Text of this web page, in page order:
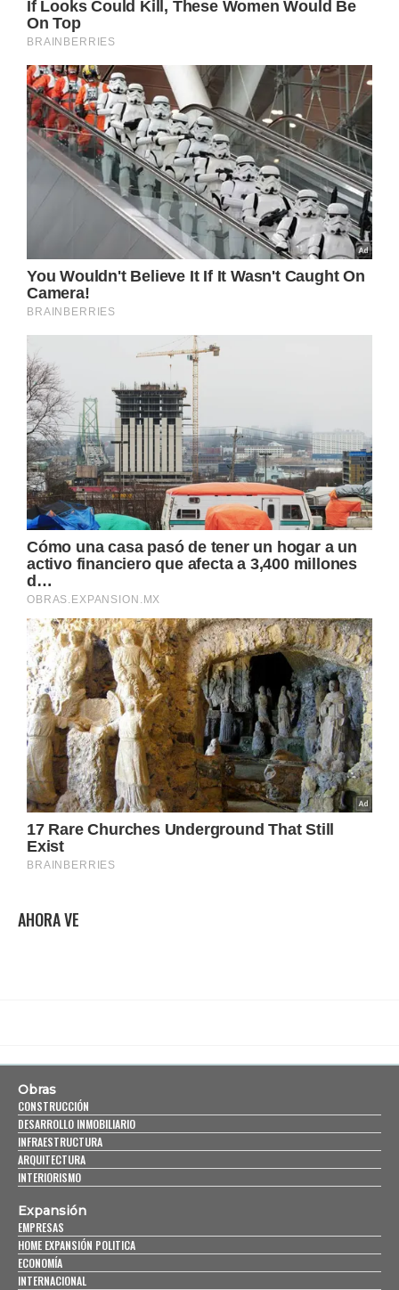
AHORA VE
Obras
CONSTRUCCIÓN
DESARROLLO INMOBILIARIO
INFRAESTRUCTURA
ARQUITECTURA
INTERIORISMO
Expansión
EMPRESAS
HOME EXPANSIÓN POLITICA
ECONOMÍA
INTERNACIONAL